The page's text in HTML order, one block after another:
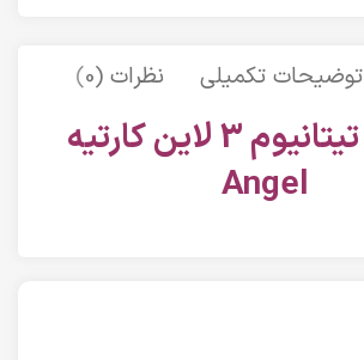
توضیحات تکمیلی نظرات (0)
گردنبند تیتانیوم 3 لاین کارتیه
Angel